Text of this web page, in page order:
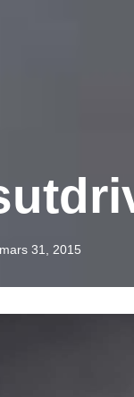
mars 31, 2015